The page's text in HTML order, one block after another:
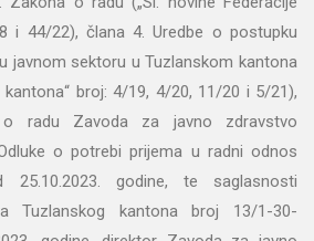
i 44/22), člana 4. Uredbe o postupku
javnom sektoru u Tuzlanskom kantona
kantona“ broj: 4/19, 4/20, 11/20 i 5/21),
o radu Zavoda za javno zdravstvo
o potrebi prijema u radni odnos
godine, te saglasnosti
Tuzlanskog kantona broj 13/1-30-